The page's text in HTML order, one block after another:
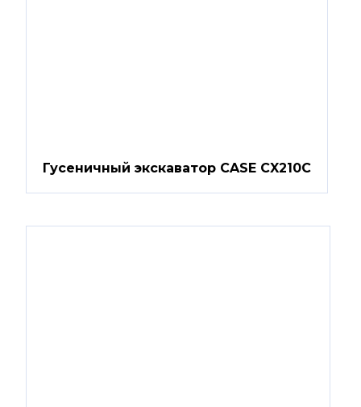
Гусеничный экскаватор CASE CX210C